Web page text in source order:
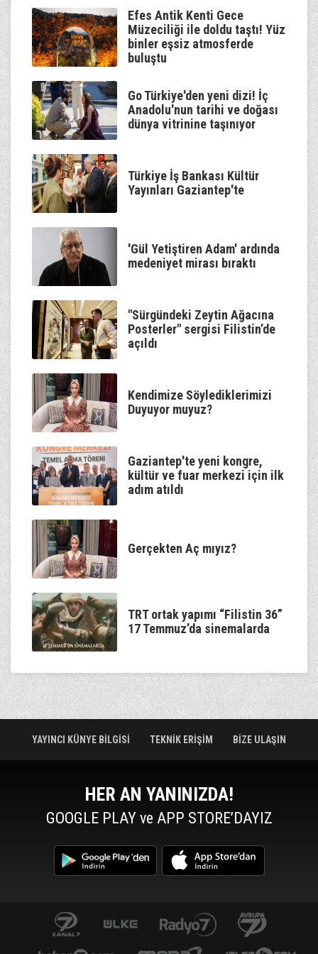
00:00 Talha Bora ÖgeEfes Antik Kenti Gece
Müzeciliği ile doldu taştı! Yüz
binler eşsiz atmosferde
buluştu
Go Türkiye'den yeni dizi! İç
Anadolu'nun tarihi ve doğası
dünya vitrinine taşınıyor
Türkiye İş Bankası Kültür
Yayınları Gaziantep'te
'Gül Yetiştiren Adam' ardında
medeniyet mirası bıraktı
"Sürgündeki Zeytin Ağacına
Posterler" sergisi Filistin’de
açıldı
Kendimize Söylediklerimizi
Duyuyor muyuz?
Gaziantep'te yeni kongre,
kültür ve fuar merkezi için ilk
adım atıldı
Gerçekten Aç mıyız?
TRT ortak yapımı “Filistin 36”
17 Temmuz’da sinemalarda
YAYINCI KÜNYE BİLGİSİ TEKNİK ERİŞİM BİZE ULAŞIN
HER AN YANINIZDA!
GOOGLE PLAY ve APP STORE’DAYIZ